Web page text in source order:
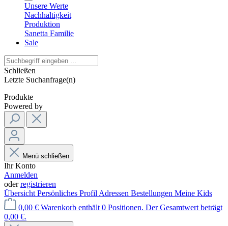
Unsere Werte
Nachhaltigkeit
Produktion
Sanetta Familie
Sale
Schließen
Letzte Suchanfrage(n)
Produkte
Powered by
Menü schließen
Ihr Konto
Anmelden
oderregistrieren
Übersicht Persönliches Profil Adressen Bestellungen Meine Kids
0,00 € Warenkorb enthält 0 Positionen. Der Gesamtwert beträgt
0,00 €.